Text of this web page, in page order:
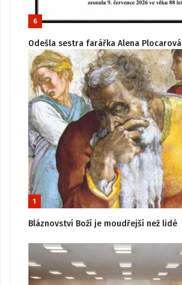
6
Odešla sestra farářka Alena Plocarová
1
Bláznovství Boží je moudřejší než lidé